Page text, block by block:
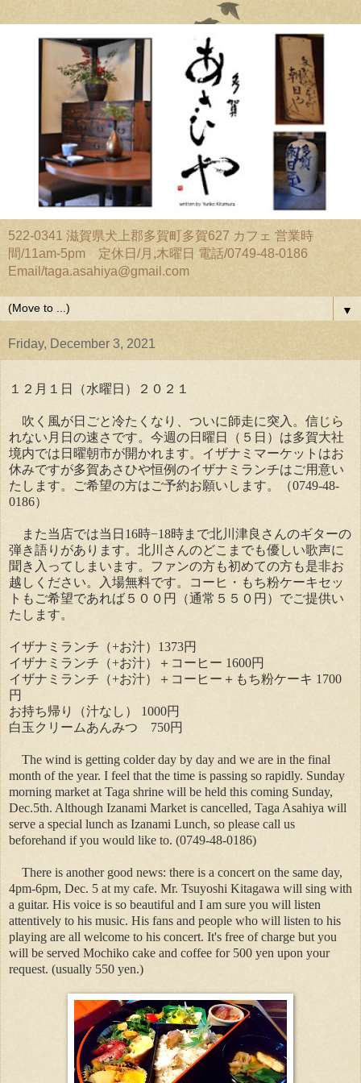
522-0341 滋賀県犬上郡多賀町多賀627 カフェ 営業時
間/11am-5pm 定休日/月,木曜日 電話/0749-48-0186
Email/taga.asahiya@gmail.com
▼
Friday, December 3, 2021
１２月１日（水曜日）２０２１
吹く風が日ごと冷たくなり、ついに師走に突入。信じら
れない月日の速さです。今週の日曜日（５日）は多賀大社
境内では日曜朝市が開かれます。イザナミマーケットはお
休みですが多賀あさひや恒例のイザナミランチはご用意い
たします。ご希望の方はご予約お願いします。（0749-48-
0186）
また当店では当日16時−18時まで北川津良さんのギターの
弾き語りがあります。北川さんのどこまでも優しい歌声に
聞き入ってしまいます。ファンの方も初めての方も是非お
越しください。入場無料です。コーヒ・もち粉ケーキセッ
トもご希望であれば５００円（通常５５０円）でご提供い
たします。
イザナミランチ（+お汁）1373円
イザナミランチ（+お汁）＋コーヒー 1600円
イザナミランチ（+お汁）＋コーヒー＋もち粉ケーキ 1700
円
お持ち帰り（汁なし） 1000円
白玉クリームあんみつ 750円
The wind is getting colder day by day and we are in the final
month of the year. I feel that the time is passing so rapidly. Sunday
morning market at Taga shrine will be held this coming Sunday,
Dec.5th. Although Izanami Market is cancelled, Taga Asahiya will
serve a special lunch as Izanami Lunch, so please call us
beforehand if you would like to. (0749-48-0186)
There is another good news: there is a concert on the same day,
4pm-6pm, Dec. 5 at my cafe. Mr. Tsuyoshi Kitagawa will sing with
a guitar. His voice is so beautiful and I am sure you will listen
attentively to his music. His fans and people who will listen to his
playing are all welcome to his concert. It's free of charge but you
will be served Mochiko cake and coffee for 500 yen upon your
request. (usually 550 yen.)